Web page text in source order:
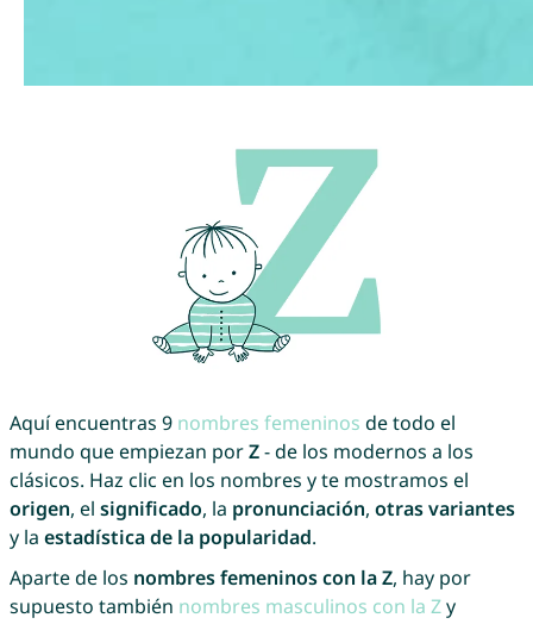
Aquí encuentras 9 nombres femeninos de todo el
mundo que empiezan porZ- de los modernos a los
clásicos. Haz clic en los nombres y te mostramos el
origen, el significado, la pronunciación, otras variantes
y la estadística de la popularidad.
Aparte de los nombres femeninos con la Z, hay por
supuesto también nombres masculinos con la Zy